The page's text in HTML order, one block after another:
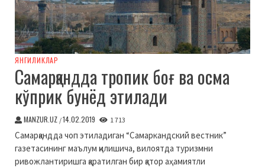
ЯНГИЛИКЛАР
Самарқандда тропик боғ ва осма
кўприк бунёд этилади
MANZUR.UZ /14.02.2019 1 713
Самарқандда чоп этиладиган “Самаркандский вестник”
газетасининг маълум қилишича, вилоятда туризмни
ривожлантиришга қаратилган бир қатор аҳамиятли